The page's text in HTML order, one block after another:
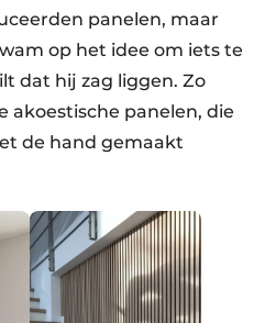
panelen, maar
op het idee om iets te
dat hij zag liggen. Zo
akoestische panelen, die
de hand gemaakt